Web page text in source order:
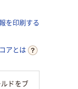
を印刷する
アとは
ドをブ